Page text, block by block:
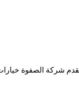
الصفوة خيارات